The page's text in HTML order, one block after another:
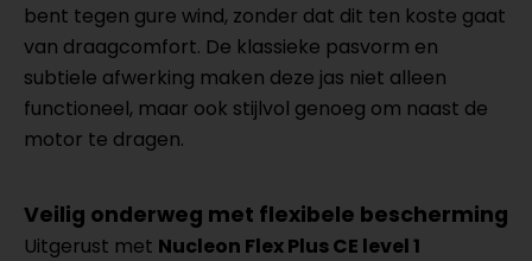
bent tegen gure wind, zonder dat dit ten koste gaat
van draagcomfort. De klassieke pasvorm en
subtiele afwerking maken deze jas niet alleen
functioneel, maar ook stijlvol genoeg om naast de
motor te dragen.
Veilig onderweg met flexibele bescherming
Uitgerust met Nucleon Flex Plus CE level 1